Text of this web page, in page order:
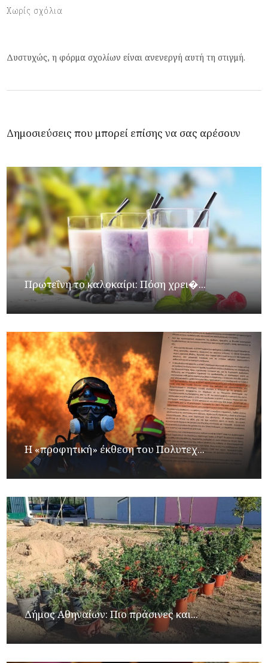
Χωρίς σχόλια
Δυστυχώς, η φόρμα σχολίων είναι ανενεργή αυτή τη στιγμή.
Δημοσιεύσεις που μπορεί επίσης να σας αρέσουν
Πρωτεΐνη το καλοκαίρι: Πόση χρει�...
Η «προφητική» έκθεση του Πολυτεχ...
Δήμος Αθηναίων: Πιο πράσινες και...